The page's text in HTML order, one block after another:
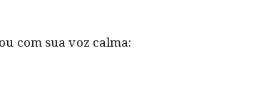
com sua voz calma: